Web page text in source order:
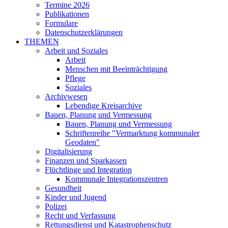
Termine 2026
Publikationen
Formulare
Datenschutzerklärungen
THEMEN
Arbeit und Soziales
Arbeit
Menschen mit Beeinträchtigung
Pflege
Soziales
Archivwesen
Lebendige Kreisarchive
Bauen, Planung und Vermessung
Bauen, Planung und Vermessung
Schriftenreihe "Vermarktung kommunaler
Geodaten"
Digitalisierung
Finanzen und Sparkassen
Flüchtlinge und Integration
Kommunale Integrationszentren
Gesundheit
Kinder und Jugend
Polizei
Recht und Verfassung
Rettungsdienst und Katastrophenschutz